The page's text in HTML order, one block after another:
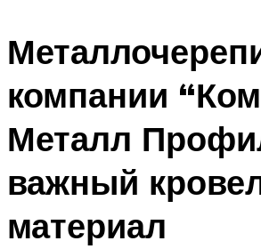
компании
Металл
важный
материал